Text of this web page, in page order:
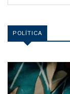
POLÍTICA